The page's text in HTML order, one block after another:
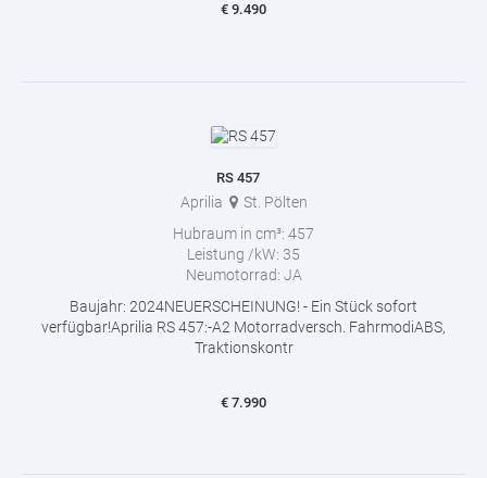
€ 9.490
RS 457
Aprilia
St. Pölten
Hubraum in cm³: 457
Leistung /kW: 35
Neumotorrad: JA
Baujahr: 2024NEUERSCHEINUNG! - Ein Stück sofort
verfügbar!Aprilia RS 457:-A2 Motorradversch. FahrmodiABS,
Traktionskontr
€ 7.990